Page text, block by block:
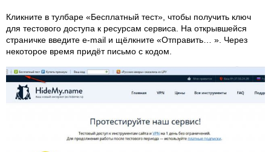
Кликните в тулбаре «Бесплатный тест», чтобы получить ключ
для тестового доступа к ресурсам сервиса. На открывшейся
страничке введите e-mail и щёлкните «Отправить… ». Через
некоторое время придёт письмо с кодом.